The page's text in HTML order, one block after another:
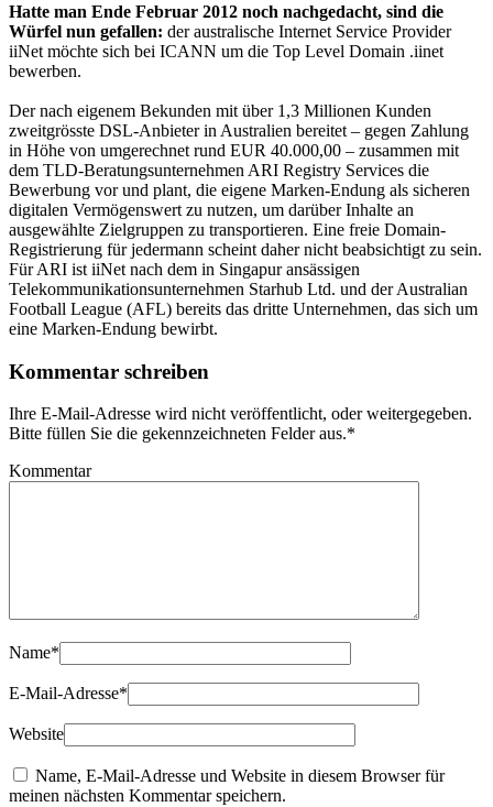
Hatte man Ende Februar 2012 noch nachgedacht, sind die
Würfel nun gefallen: der australische Internet Service Provider
iiNet möchte sich bei ICANN um die Top Level Domain .iinet
bewerben.
Der nach eigenem Bekunden mit über 1,3 Millionen Kunden
zweitgrösste DSL-Anbieter in Australien bereitet – gegen Zahlung
in Höhe von umgerechnet rund EUR 40.000,00 – zusammen mit
dem TLD-Beratungsunternehmen ARI Registry Services die
Bewerbung vor und plant, die eigene Marken-Endung als sicheren
digitalen Vermögenswert zu nutzen, um darüber Inhalte an
ausgewählte Zielgruppen zu transportieren. Eine freie Domain-
Registrierung für jedermann scheint daher nicht beabsichtigt zu sein.
Für ARI ist iiNet nach dem in Singapur ansässigen
Telekommunikationsunternehmen Starhub Ltd. und der Australian
Football League (AFL) bereits das dritte Unternehmen, das sich um
eine Marken-Endung bewirbt.
Kommentar schreiben
Ihre E-Mail-Adresse wird nicht veröffentlicht, oder weitergegeben.
Bitte füllen Sie die gekennzeichneten Felder aus.*
Kommentar
Name*
E-Mail-Adresse*
Website
Name, E-Mail-Adresse und Website in diesem Browser für
meinen nächsten Kommentar speichern.